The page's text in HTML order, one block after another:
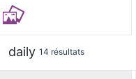
daily 14 résultats